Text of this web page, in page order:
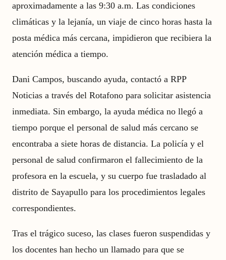
aproximadamente a las 9:30 a.m. Las condiciones
climáticas y la lejanía, un viaje de cinco horas hasta la
posta médica más cercana, impidieron que recibiera la
atención médica a tiempo.
Dani Campos, buscando ayuda, contactó a RPP
Noticias a través del Rotafono para solicitar asistencia
inmediata. Sin embargo, la ayuda médica no llegó a
tiempo porque el personal de salud más cercano se
encontraba a siete horas de distancia. La policía y el
personal de salud confirmaron el fallecimiento de la
profesora en la escuela, y su cuerpo fue trasladado al
distrito de Sayapullo para los procedimientos legales
correspondientes.
Tras el trágico suceso, las clases fueron suspendidas y
los docentes han hecho un llamado para que se